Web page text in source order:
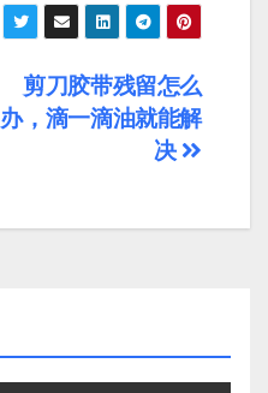
剪刀胶带残留怎么
办，滴一滴油就能解
决